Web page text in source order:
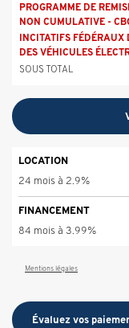
PROGRAMME DE
NON CUMULATIVE -
INCITATIFS FÉDÉRAUX
DES VÉHICULES
SOUS TOTAL
LOCATION
24 mois à 2.9%
FINANCEMENT
84 mois à 3.99%
Mentions légales
Évaluez vos